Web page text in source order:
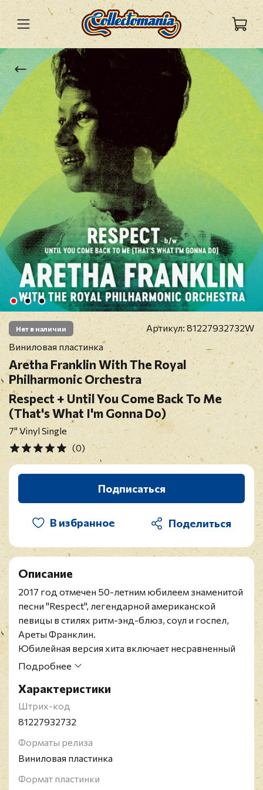
Нет в наличии Артикул:81227932732W
Виниловая пластинка
Aretha Franklin With The Royal
Philharmonic Orchestra
Respect + Until You Come Back To Me
(That's What I'm Gonna Do)
7" Vinyl Single
(0)
Подписаться
В избранное
Описание
2017 год отмечен 50-летним юбилеем знаменитой
песни "Respect", легендарной американской
певицы в стилях ритм-энд-блюз, соул и госпел,
Ареты Франклин.
Юбилейная версия хита включает несравненный
голос знаменитой дивы, объединенный с новыми
знаменитой лондонской Abbey Road Studios, и
совершенно новыми бэк-вокальными партиями,
во главе с обладательницей Грэмми Патти Остин.
ограниченным тиражом на 7-дюймовом виниле
специально для RSD 2017 Black Friday, можно
услышать трек "Until You Come Back To Me (That's
Подробнее
Характеристики
Штрих-код
81227932732
Форматы релиза
Виниловая пластинка
Формат пластинки